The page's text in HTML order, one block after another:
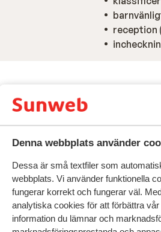
Denna webbplats använder
Dessa är små textfiler som
webbplats. Vi använder funktionella
fungerar korrekt och fungerar väl.
analytiska cookies för att förbättra
information du lämnar och
reception